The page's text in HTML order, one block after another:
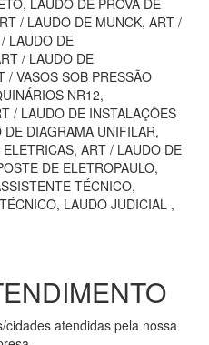
LAUDO DE PROVA DE
/ LAUDO DE MUNCK, ART /
LAUDO DE
/ LAUDO DE
/ VASOS SOB PRESSÃO
NR12,
/ LAUDO DE INSTALAÇÕES
DIAGRAMA UNIFILAR,
ART / LAUDO DE
DE ELETROPAULO,
TÉCNICO,
LAUDO JUDICIAL ,
atendidas pela nossa